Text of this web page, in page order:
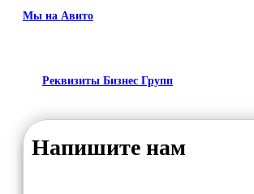
Мы на Авито
Реквизиты Бизнес Групп
Напишите нам